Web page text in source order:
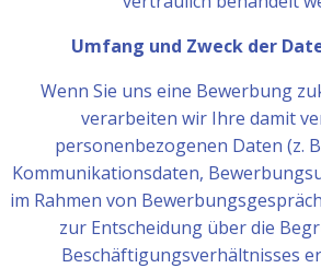
Umfang und Zweck der
Wenn Sie uns eine Bewerbung
verarbeiten wir Ihre damit
personenbezogenen Daten (z.
Kommunikationsdaten,
im Rahmen von
zur Entscheidung über die
Beschäftigungsverhältnisses